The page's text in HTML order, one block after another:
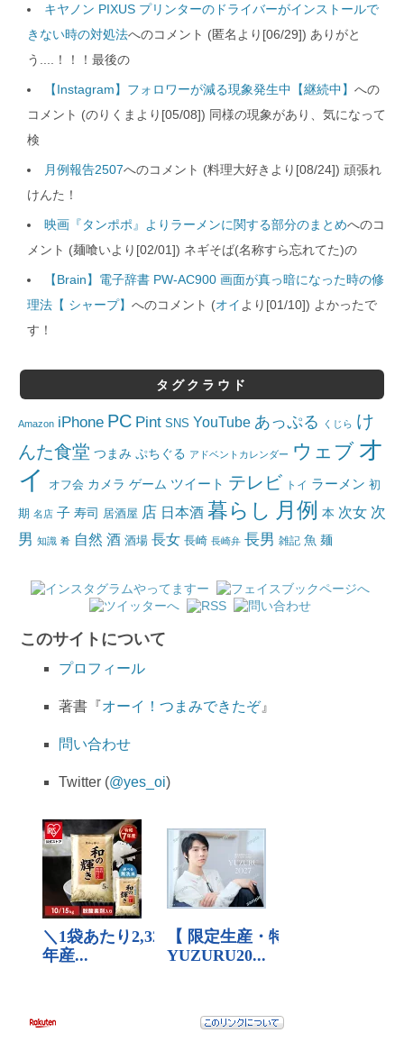
キヤノン PIXUS プリンターのドライバーがインストールで
きない時の対処法へのコメント (匿名より[06/29]) ありがと
う....！！！最後の
【Instagram】フォロワーが減る現象発生中【継続中】への
コメント (のりくまより[05/08]) 同様の現象があり、気になって
検
月例報告2507へのコメント (料理大好きより[08/24]) 頑張れ
けんた！
映画『タンポポ』よりラーメンに関する部分のまとめへのコ
メント (麺喰いより[02/01]) ネギそば(名称すら忘れてた)の
【Brain】電子辞書 PW-AC900 画面が真っ暗になった時の修
理法【 シャープ】 へのコメント (オイ より[01/10]) よかったで
す！
タグクラウド
Amazon iPhone PC Pint SNS YouTube あっぷる くじら け
んた食堂 つまみ ぷちぐる アドベントカレンダー ウェブ オ
イ
オフ会 カメラ ゲーム ツイート テレビ トイ ラーメン 初
期 名店 子 寿司 居酒屋 店 日本酒 暮らし 月例 本 次女 次
男 知識 肴 自然 酒 酒場 長女 長崎 長崎弁 長男 雑記 魚 麺
このサイトについて
プロフィール
著書『オーイ！つまみできたぞ』
問い合わせ
Twitter (@yes_oi)